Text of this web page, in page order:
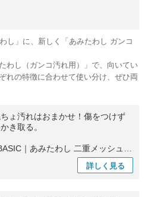
し」に、新しく「あみたわし ガンコ
わし（ガンコ汚れ用）」で、向いてい
れの特徴に合わせて使い分け、ぜひ両
ょ汚れはおまかせ！傷をつけず
き取る。
｜あみたわし 二重メッシュ
ッチン用品 洗い物 食器洗い 日本
詳しく 見る